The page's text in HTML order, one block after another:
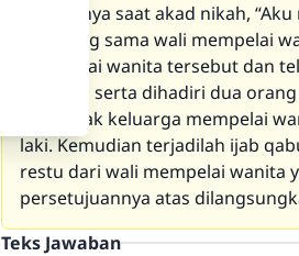
kepadanya saat akad nikah,
saat yang sama wali mempelai
mempelai wanita tersebut dan
putrinya serta dihadiri dua
dari pihak keluarga mempelai
laki. Kemudian terjadilah ijab
restu dari wali mempelai wanita
persetujuannya atas
Teks Jawaban